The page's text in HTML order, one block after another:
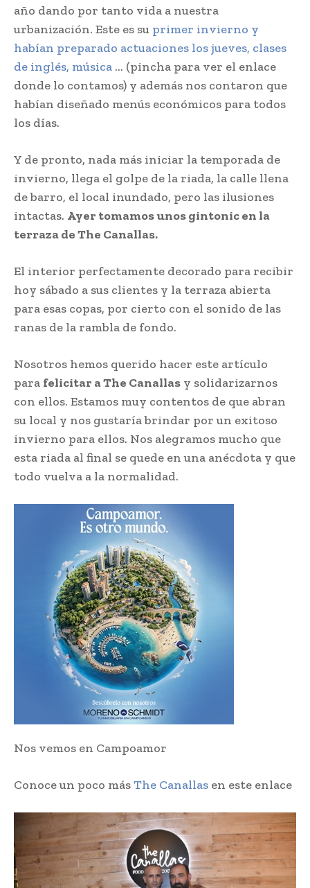
año dando por tanto vida a nuestra
urbanización. Este es su primer invierno y
habían preparado actuaciones los jueves, clases
de inglés, música … (pincha para ver el enlace
donde lo contamos) y además nos contaron que
habían diseñado menús económicos para todos
los días.
Y de pronto, nada más iniciar la temporada de
invierno, llega el golpe de la riada, la calle llena
de barro, el local inundado, pero las ilusiones
intactas. Ayer tomamos unos gintonic en la
terraza de The Canallas.
El interior perfectamente decorado para recibir
hoy sábado a sus clientes y la terraza abierta
para esas copas, por cierto con el sonido de las
ranas de la rambla de fondo.
Nosotros hemos querido hacer este artículo
para felicitar a The Canallas y solidarizarnos
con ellos. Estamos muy contentos de que abran
su local y nos gustaría brindar por un exitoso
invierno para ellos. Nos alegramos mucho que
esta riada al final se quede en una anécdota y que
todo vuelva a la normalidad.
Nos vemos en Campoamor
Conoce un poco másThe Canallas en este enlace